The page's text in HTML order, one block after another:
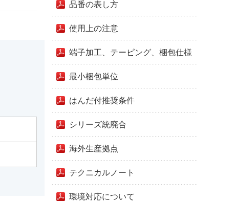
品番の表し方
使用上の注意
端子加工、テーピング、梱包仕様
最小梱包単位
はんだ付推奨条件
シリーズ統廃合
海外生産拠点
テクニカルノート
環境対応について